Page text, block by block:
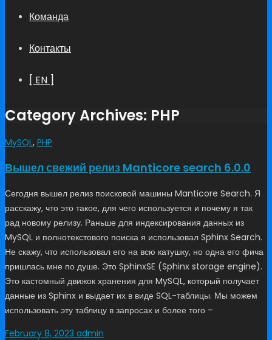
Команда
Контакты
[ EN ]
Category Archives: PHP
MySQL, PHP
Вышел свежий релиз Manticore search 6.0.0
Сегодня вышел релиз поисковой машины Manticore Search. Я
расскажу, что это такое, для чего используется и почему я так
рад новому релизу. Раньше для индексирования данных из
MySQL и полнотекстового поиска я использовал Sphinx Search.
Не скажу, что использовал его на всю катушку, но одна его фича
пришлась мне по душе. Это SphinxSE (Sphinx storage engine).
Это кастомный движок хранения для MySQL, который получает
данные из Sphinx и выдает их в виде SQL-таблицы. Мы можем
использовать эту таблицу в запросах и более того –
February 8, 2023 admin